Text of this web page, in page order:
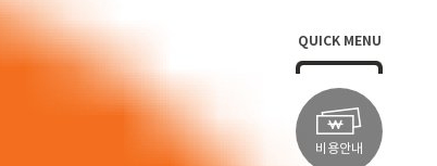
QUICK MENU
비용안내